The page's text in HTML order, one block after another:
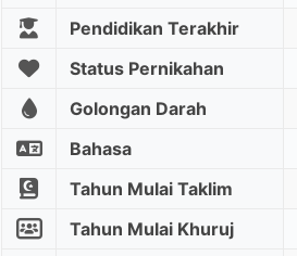
Pendidikan Terakhir
Status Pernikahan
Golongan Darah
Bahasa
Tahun Mulai Taklim
Tahun Mulai Khuruj